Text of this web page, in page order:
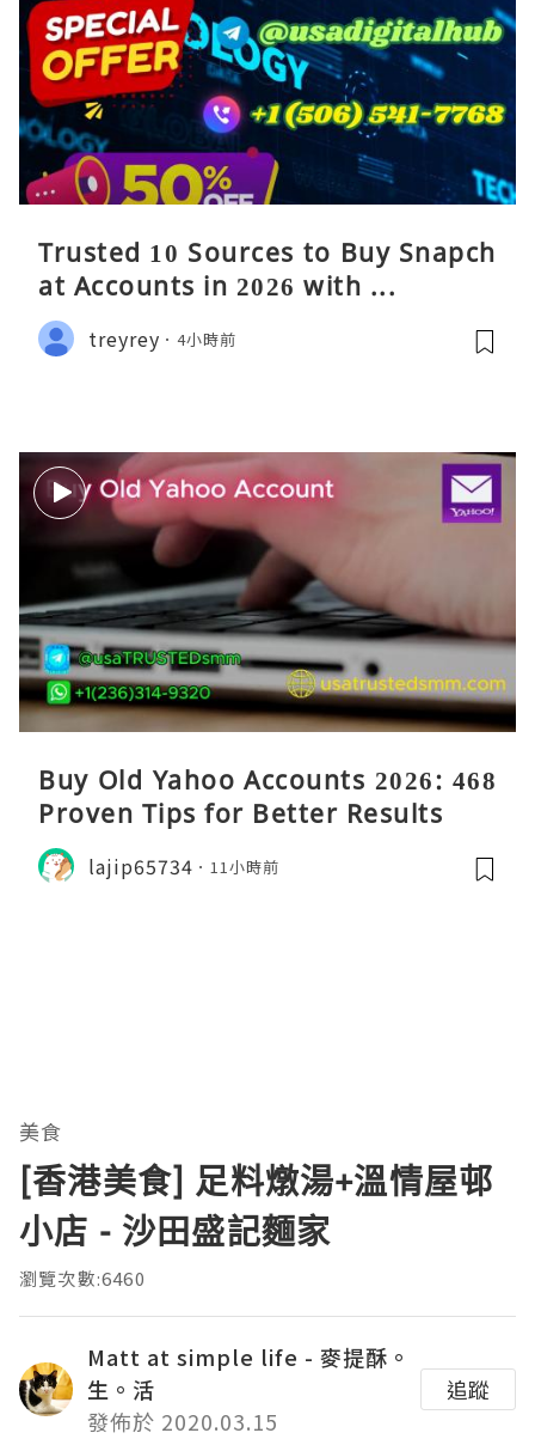
Trusted 10 Sources to Buy Snapch
at Accounts in 2026 with ...
treyrey 4小時前
Buy Old Yahoo Accounts 2026: 468
Proven Tips for Better Results
lajip65734 11小時前
美食
[香港美食] 足料燉湯+溫情屋邨
小店 - 沙田盛記麵家
瀏覽次數:6460
Matt at simple life - 麥提酥。
生。活
發佈於 2020.03.15
追蹤